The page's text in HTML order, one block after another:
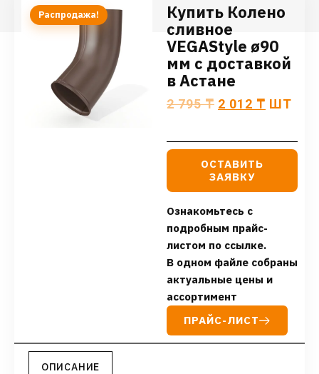
Распродажа!
Купить Колено
сливное
VEGAStyle ø90
мм с доставкой
в Астане
2 795₸ 2 012 ₸ ШТ
ОСТАВИТЬ
ЗАЯВКУ
Ознакомьтесь с
подробным прайс-
листом по ссылке.
В одном файле собраны
актуальные цены и
ассортимент
ПРАЙС-ЛИСТ
ОПИСАНИЕ